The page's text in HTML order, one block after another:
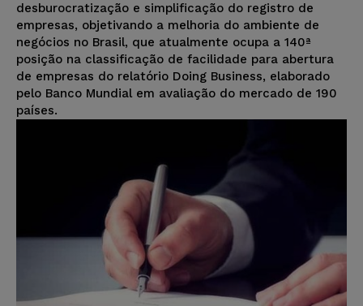
desburocratização e simplificação do registro de
empresas, objetivando a melhoria do ambiente de
negócios no Brasil, que atualmente ocupa a 140ª
posição na classificação de facilidade para abertura
de empresas do relatório Doing Business, elaborado
pelo Banco Mundial em avaliação do mercado de 190
países.